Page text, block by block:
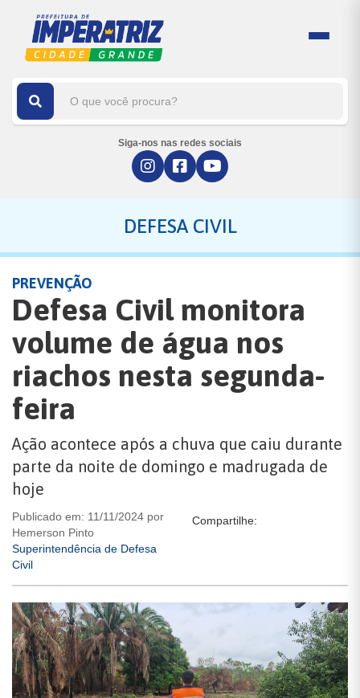
Siga-nos nas redes sociais
DEFESA CIVIL
PREVENÇÃO
Defesa Civil monitora
volume de água nos
riachos nesta segunda-
feira
Ação acontece após a chuva que caiu durante
parte da noite de domingo e madrugada de
hoje
Publicado em: 11/11/2024 por
Hemerson Pinto
Superintendência de Defesa
Civil
Compartilhe: